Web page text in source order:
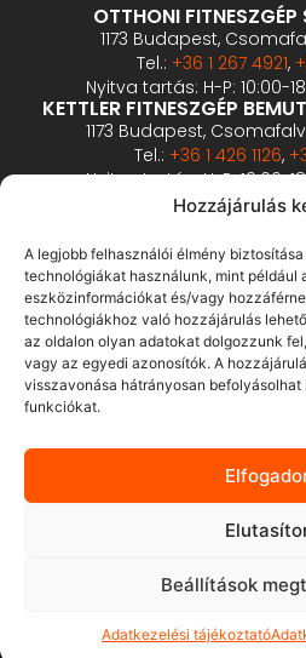
Hozzájárulás
A legjobb felhasználói élmény
technológiákat használunk, mint
eszközinformációkat és/vagy
technológiákhoz való hozzájárulás
az oldalon olyan adatokat dolgozzunk
vagy az egyedi azonosítók. A
visszavonása hátrányosan
funkciókat.
Beállítások
Adatkezelési tájékoztató
OTTHONI
1173 Budapest,
Tel.: +36 1 267 4921,
Nyitva tartás: H-P: 10:00-
KETTLER FITNESZGÉP
1173 Budapest,
Tel.: +36 1 426 1126,
Nyitva tartás: H-P: 10:00-
PROFESSZIONÁLIS
2360 Gyál,
Tel.: +36 1
Nyitva tartás: előzetes
ÁSZF
Adatvédelmi
Fizetés és szállítás
GY.I.K.
© 2013.-2026. Pán-Trade Kft.